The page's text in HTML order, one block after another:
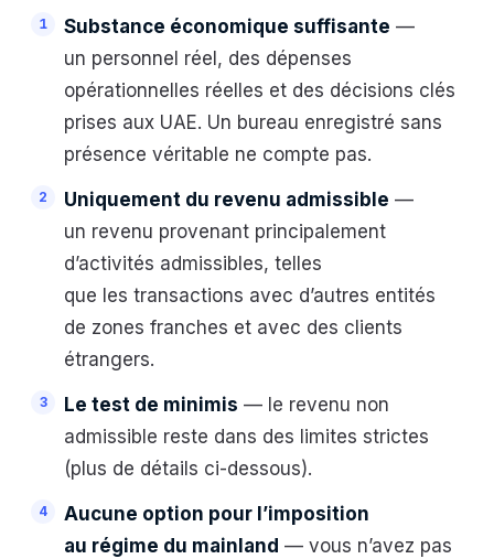
Substance économique suffisante —
un personnel réel, des dépenses
opérationnelles réelles et des décisions clés
prises aux UAE. Un bureau enregistré sans
présence véritable ne compte pas.
Uniquement du revenu admissible —
un revenu provenant principalement
d’activités admissibles, telles
que les transactions avec d’autres entités
de zones franches et avec des clients
étrangers.
Le test de minimis — le revenu non
admissible reste dans des limites strictes
(plus de détails ci-dessous).
Aucune option pour l’imposition
au régime du mainland — vous n’avez pas